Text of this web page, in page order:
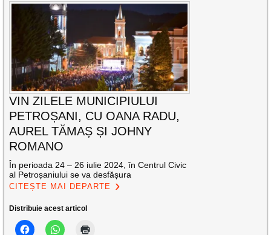
VIN ZILELE MUNICIPIULUI
PETROȘANI, CU OANA RADU,
AUREL TĂMAȘ ȘI JOHNY
ROMANO
În perioada 24 – 26 iulie 2024, în Centrul Civic
al Petroșaniului se va desfășura
CITEȘTE MAI DEPARTE
Distribuie acest articol